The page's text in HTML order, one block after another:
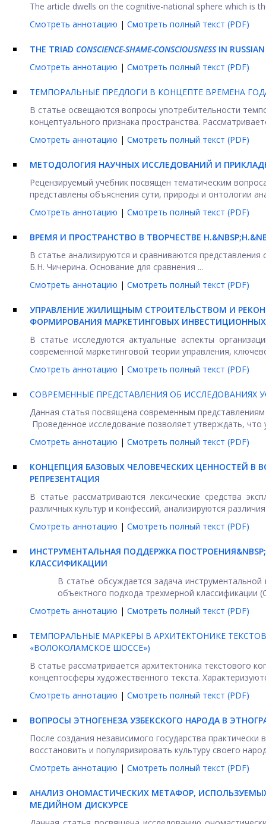
The article dwells on the cognitive-national sphere which is
Смотреть аннотацию | Смотреть полный текст (PDF)
THE TRIAD CONSCIENCE-SHAME-CONSCIOUSNESSIN
Смотреть аннотацию | Смотреть полный текст (PDF)
ТЕМПОРАЛЬНЫЕ ПРЕДЛОГИ В КОНЦЕПТЕ ВРЕМЕНА
В статье освещаются вопросы употребительности
концептуального признака пространства.
Смотреть аннотацию | Смотреть полный текст (PDF)
МЕТОДОЛОГИЯ НАУЧНЫХ ИССЛЕДОВАНИЙ И
Рецензируемый учебник посвящен тематическим
представлены объяснения сути, природы и онтологии
Смотреть аннотацию | Смотреть полный текст (PDF)
ВРЕМЯ И ПРОСТРАНСТВО В ТВОРЧЕСТВЕ
В статье анализируются и сравниваются
Б.Н. Чичерина. Основание для сравнения ...
Смотреть аннотацию | Смотреть полный текст (PDF)
УПРАВЛЕНИЕ ЖИЛИЩНЫМ СТРОИТЕЛЬСТВОМ И
ФОРМИРОВАНИЯ МАРКЕТИНГОВЫХ
В статье исследуются актуальные аспекты
современной маркетинговой теории управления,
Смотреть аннотацию | Смотреть полный текст (PDF)
СОВРЕМЕННЫЕ ПРЕДСТАВЛЕНИЯ ОБ ИССЛЕДОВАНИЯХ
Данная статья посвящена современным
Проведенное исследование позволяет утверждать, что
Смотреть аннотацию | Смотреть полный текст (PDF)
КОНЦЕПЦИЯ БАЗОВЫХ ЧЕЛОВЕЧЕСКИХ ЦЕННОСТЕЙ В
РЕПРЕЗЕНТАЦИЯ
В статье рассматриваются лексические средства
различных культур и конфессий, анализируются различия
Смотреть аннотацию | Смотреть полный текст (PDF)
ИНСТРУМЕНТАЛЬНАЯ ПОДДЕРЖКА
КЛАССИФИКАЦИИ
В статье обсуждается задача
объектного подхода трехмерной классификации
Смотреть аннотацию | Смотреть полный текст (PDF)
ТЕМПОРАЛЬНЫЕ МАРКЕРЫ В АРХИТЕКТОНИКЕ
«ВОЛОКОЛАМСКОЕ ШОССЕ»)
В статье рассматривается архитектоника текстового
концептосферы художественного текста.
Смотреть аннотацию | Смотреть полный текст (PDF)
ВОПРОСЫ ЭТНОГЕНЕЗА УЗБЕКСКОГО НАРОДА В
После создания независимого государства
восстановить и популяризировать культуру своего
Смотреть аннотацию | Смотреть полный текст (PDF)
АНАЛИЗ ОНОМАСТИЧЕСКИХ МЕТАФОР,
МЕДИЙНОМ ДИСКУРСЕ